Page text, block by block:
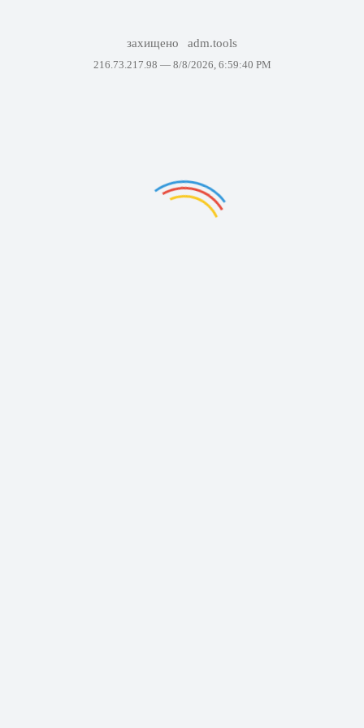
захищено adm.tools
216.73.217.98 — 8/8/2026, 6:59:40 PM